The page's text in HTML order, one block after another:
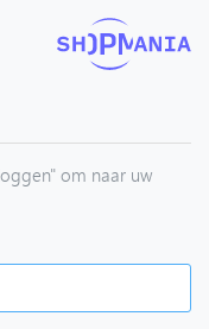
om naar uw